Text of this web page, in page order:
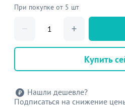
При покупке от 5 шт
Купить
Нашли дешевле?
Подписаться на снижение